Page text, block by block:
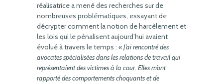
réalisatrice a mené des recherches sur de
nombreuses problématiques, essayant de
décrypter comment la notion de harcèlement et
les lois qui le pénalisent aujourd’hui avaient
évolué à travers le temps : « J’ai rencontré des
avocates spécialisées dans les relations de travail qui
représentaient des victimes à la cour. Elles m’ont
rapporté des comportements choquants et de